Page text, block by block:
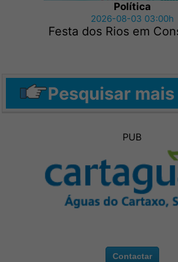
Política
2026-08-03 03:00h
Festa dos Rios em
Pesquisar
PUB
Contactar